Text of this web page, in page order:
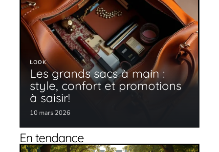
LOOK
Les grands sacs à main :
style, confort et promotions
à saisir!
10 mars 2026
En tendance